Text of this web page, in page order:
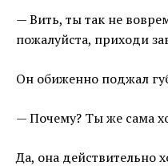
— Вить, ты так не
пожалуйста, приходи
Он обиженно поджал
— Почему? Ты же сама
Да, она действительно